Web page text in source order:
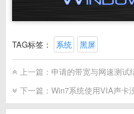
TAG标签： 系统 黑屏
上一篇： 申请的带宽与网速测试
下一篇： Win7系统使用VIA声卡